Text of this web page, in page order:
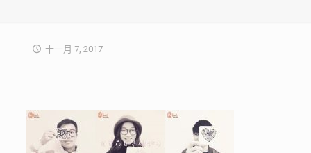
十一月 7, 2017